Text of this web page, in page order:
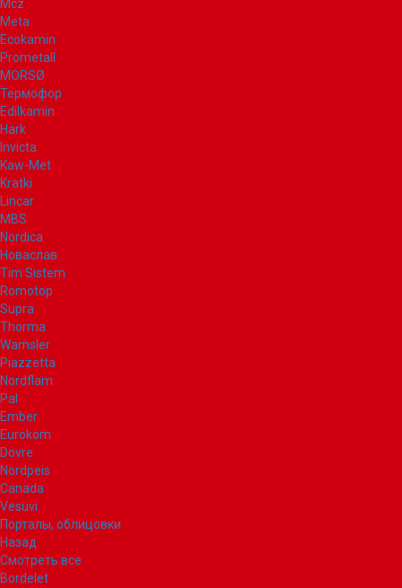
Mcz
Meta
Ecokamin
Prometall
MORSØ
Термофор
Edilkamin
Hark
Invicta
Kaw-Met
Kratki
Lincar
MBS
Nordica
Новаслав
Tim Sistem
Romotop
Supra
Thorma
Wamsler
Piazzetta
Nordflam
Pal
Ember
Eurokom
Dovre
Nordpeis
Canada
Vesuvi
Порталы, облицовки
Назад
Смотреть все
Bordelet